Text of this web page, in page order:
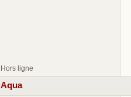
Hors ligne
Aqua